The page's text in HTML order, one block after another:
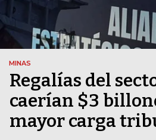
MINAS
Regalías del
caerían $3
mayor carga